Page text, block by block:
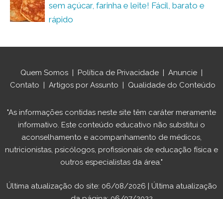
sem açúcar, farinha e leite! Fácil, barato e
rápido
Quem Somos Política de Privacidade Anuncie
Contato
Artigos por Assunto Qualidade do Conteúdo
"As informações contidas neste site têm caráter meramente
informativo. Este conteúdo educativo não substitui o
aconselhamento e acompanhamento de médicos,
nutricionistas, psicólogos, profissionais de educação física e
outros especialistas da área."
Última atualização do site: 06/08/2026 | Última atualização